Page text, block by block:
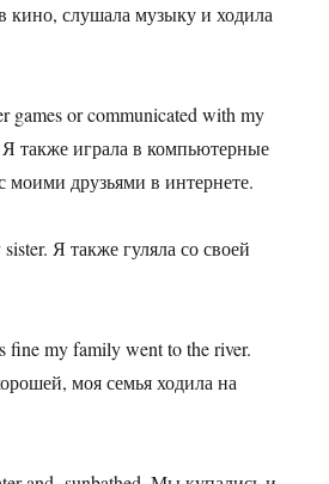
кино, слушала музыку и ходила
games or communicated with my
также играла в компьютерные
моими друзьями в интернете.
Я также гуляла со своей
fine my family went to the river.
моя семья ходила на